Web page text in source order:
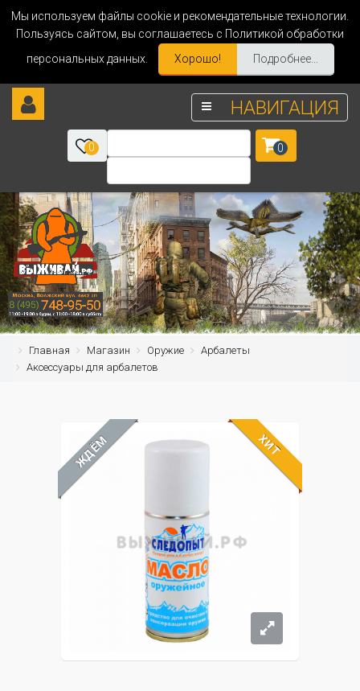
Мы используем файлы cookie и рекомендательные технологии.
Пользуясь сайтом, вы соглашаетесь с Политикой обработки
персональных данных.
Хорошо! Подробнее...
НАВИГАЦИЯ
0 0
Главная Магазин Оружие
Арбалеты
Аксессуары для арбалетов
ЖДЁМ ХИТ